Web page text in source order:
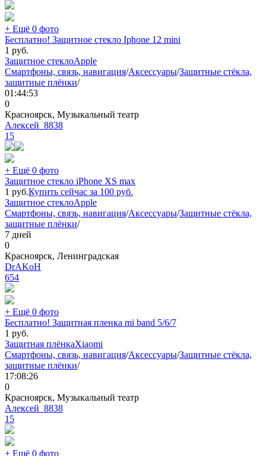
+ Ещё 0 фото
Бесплатно! Защитное стекло Iphone 12 mini
1 руб.
Защитное стеклоApple
Смартфоны, связь, навигация/Аксессуары/Защитные стёкла,
защитные плёнки/
01:44:53
0
Красноярск, Музыкальный театр
Алексей_8838
15
+ Ещё 0 фото
Защитное стекло iPhone XS max
1 руб.Купить сейчас за 100 руб.
Защитное стеклоApple
Смартфоны, связь, навигация/Аксессуары/Защитные стёкла,
защитные плёнки/
7 дней
0
Красноярск, Ленинградская
DrAKoH
654
+ Ещё 0 фото
Бесплатно! Защитная пленка mi band 5/6/7
1 руб.
Защитная плёнкаXiaomi
Смартфоны, связь, навигация/Аксессуары/Защитные стёкла,
защитные плёнки/
17:08:26
0
Красноярск, Музыкальный театр
Алексей_8838
15
+ Ещё 0 фото